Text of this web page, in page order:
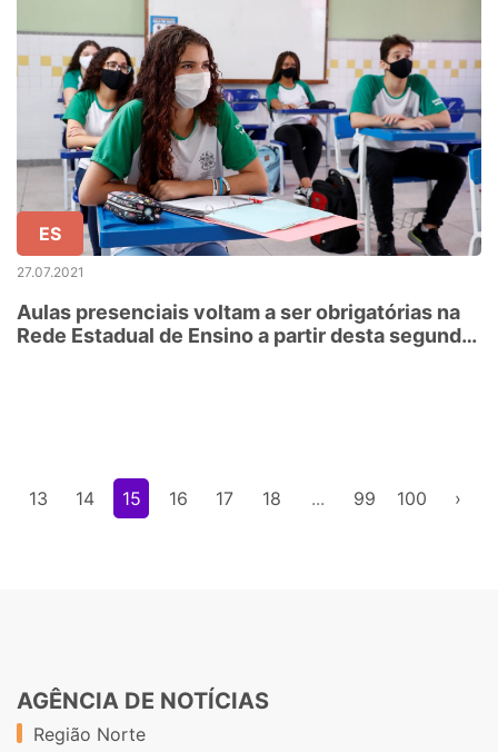
ES
27.07.2021
Aulas presenciais voltam a ser obrigatórias na
Rede Estadual de Ensino a partir desta segunda-
13 14 15 16 17 18 ... 99 100 ›
AGÊNCIA DE NOTÍCIAS
Região Norte